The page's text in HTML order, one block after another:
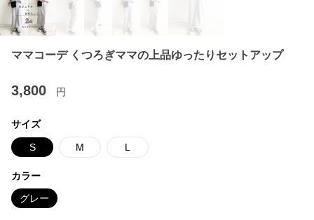
ママコーデ くつろぎママの上品ゆったりセットアップ
3,800 円
サイズ
S M L
カラー
グレー